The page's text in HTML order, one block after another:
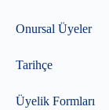
Onursal Üyeler
Tarihçe
Üyelik Formları